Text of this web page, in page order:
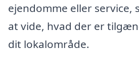
ejendomme eller service,
at vide, hvad der er
dit lokalområde.